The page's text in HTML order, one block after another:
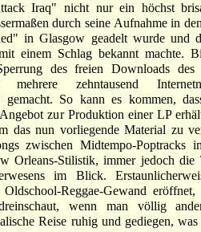
Iraq" nicht nur ein höchst
durch seine Aufnahme in
in Glasgow geadelt wurde und
einem Schlag bekannt machte.
des freien Downloads des
zehntausend
gemacht. So kann es kommen,
zur Produktion einer LP
das nun vorliegende Material zu
zwischen Midtempo-Poptracks
Orleans-Stilistik, immer jedoch die
im Blick.
Reggae-Gewand eröffnet,
wenn man völlig
Reise ruhig und gediegen, was